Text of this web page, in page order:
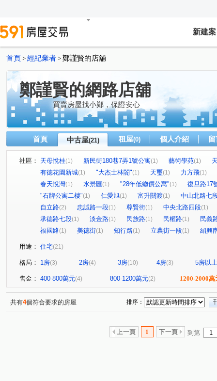
新建案
首頁 > 經紀業者 > 鄭謹賢的店舖
鄭謹賢的網路店舖
買賣房屋找小鄭，保證安心
首頁 中古屋(21) 租屋(0) 個人介紹
社區： 天母悅桂(1) 新民街180巷7弄1號公寓(1) 藝術學苑(1)
有德花園新城(1) "大杰士林閤"(1) 天璽(1) 力方飛(1)
春天悅灣(1) 水景匯(1) "28年低總價公寓"(1)
復旦路17
"石牌公寓二樓"(1) 仁愛旭(1) 富升關渡(1)
中山北路七
自立路(2) 忠誠路一段(1) 尊賢街(1) 中央北路四段(1)
承德路七段(1) 淡金路(1) 民族路(1) 民權路(1)
民義
福國路(1) 美德街(1) 知行路(1) 立農街一段(1) 紹興
用途： 住宅(21)
格局： 1房(3) 2房(4) 3房(10) 4房(3) 5房以上
售金： 400-800萬元(4) 800-1200萬元(2) 1200-2000萬
共有4個符合要求的房屋 排序：
上一頁 1 下一頁 到第